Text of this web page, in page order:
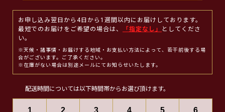
お申し込み翌日から4日から1週間以内にお届けしております。
最短でのお届けをご希望の場合は、
「指定なし」
としてくださ
い。
※天候・諸事情・お届けする地域・お支払い方法によって、若干前後する場
合がございます。ご了承ください。
※在庫がない場合は別途メールにてお知らせいたします。
配送時間については以下時間帯からお選び頂けます。
1 2 3 4 5 6